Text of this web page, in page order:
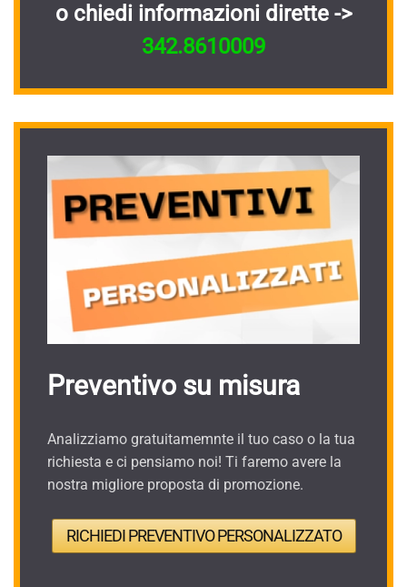
o chiedi informazioni dirette ->
342.8610009
Preventivo su misura
Analizziamo gratuitamemnte il tuo caso o la tua
richiesta e ci pensiamo noi! Ti faremo avere la
nostra migliore proposta di promozione.
RICHIEDI PREVENTIVO PERSONALIZZATO